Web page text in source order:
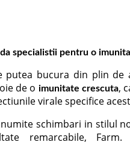
specialistii pentru o
putea bucura din plin de
de o imunitate crescuta,
virale specifice
schimbari in stilul
remarcabile,